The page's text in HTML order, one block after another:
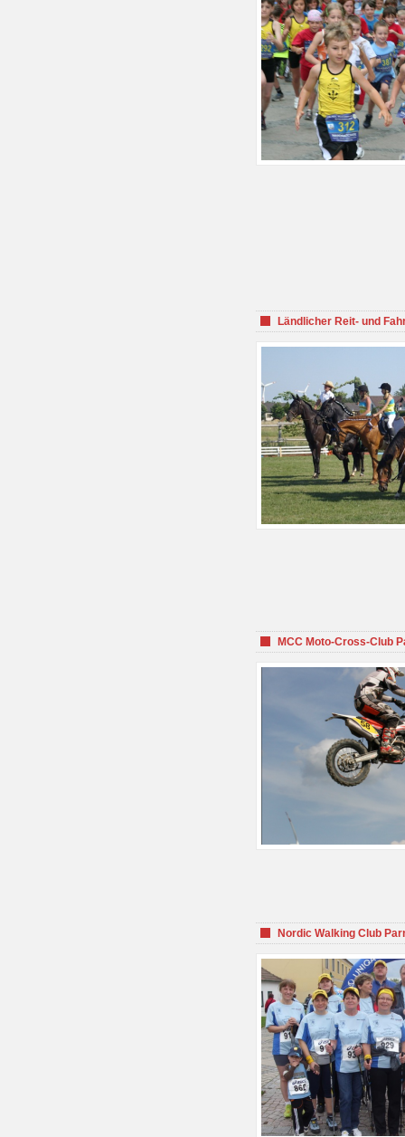
Ländlicher Reit- und
MCC Moto-Cross-Club
Nordic Walking Club